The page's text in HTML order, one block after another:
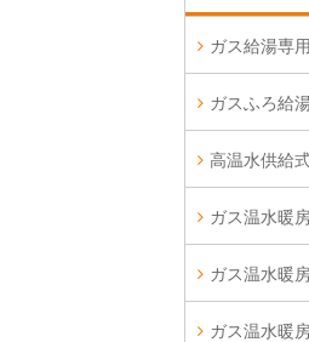
ガス給湯専
ガスふろ給
高温水供給
ガス温水暖
ガス温水暖
ガス温水暖